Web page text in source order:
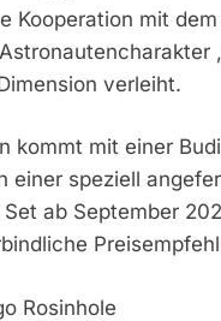
Kooperation mit
verleiht.
kommt mit einer
einer speziell
ab September
Rosinhole